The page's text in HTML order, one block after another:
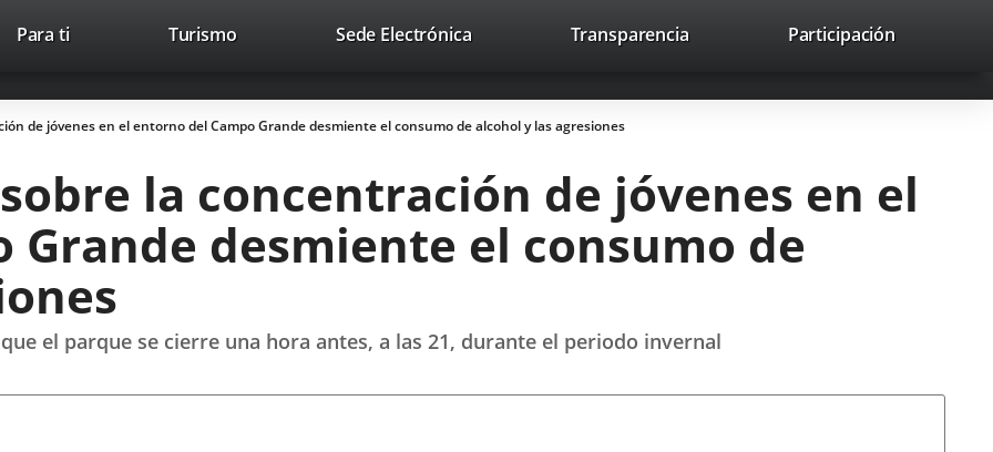
Trabaja con nosotros Contacto avaHeaderSocial
Enlace
una
aplicación
Enlace
una
aplicación
Enlace
una
Buscar
Para ti TurismoEste
abrirá
en
nueva.
Sede ElectrónicaEnlace
aplicación
externa.
Transparencia Participación
de jóvenes en el entorno del Campo Grande desmiente el consumo de alcohol y las agresiones
la concentración de jóvenes en el
Grande desmiente el consumo de
el parque se cierre una hora antes, a las 21, durante el periodo invernal